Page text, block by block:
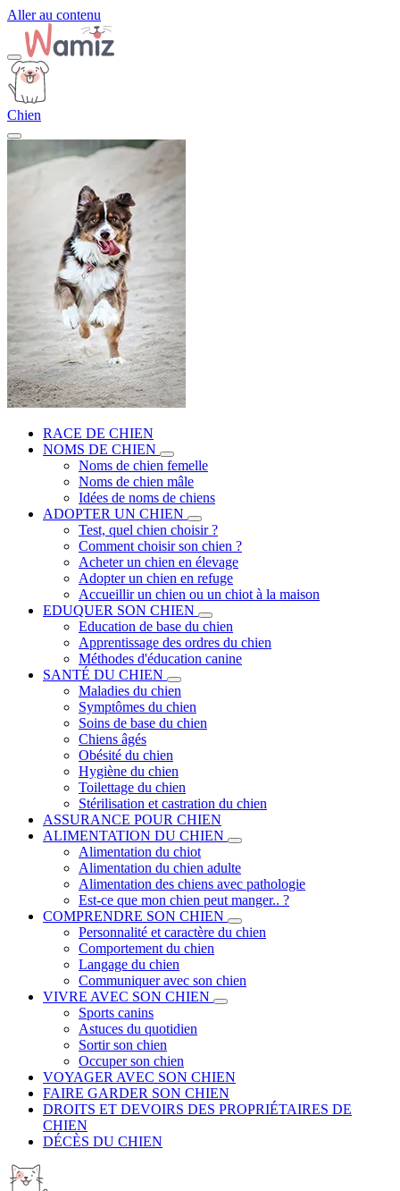
Aller au contenu
Chien
RACE DE CHIEN
NOMS DE CHIEN
Noms de chien femelle
Noms de chien mâle
Idées de noms de chiens
ADOPTER UN CHIEN
Test, quel chien choisir ?
Comment choisir son chien ?
Acheter un chien en élevage
Adopter un chien en refuge
Accueillir un chien ou un chiot à la maison
EDUQUER SON CHIEN
Education de base du chien
Apprentissage des ordres du chien
Méthodes d'éducation canine
SANTÉ DU CHIEN
Maladies du chien
Symptômes du chien
Soins de base du chien
Chiens âgés
Obésité du chien
Hygiène du chien
Toilettage du chien
Stérilisation et castration du chien
ASSURANCE POUR CHIEN
ALIMENTATION DU CHIEN
Alimentation du chiot
Alimentation du chien adulte
Alimentation des chiens avec pathologie
Est-ce que mon chien peut manger.. ?
COMPRENDRE SON CHIEN
Personnalité et caractère du chien
Comportement du chien
Langage du chien
Communiquer avec son chien
VIVRE AVEC SON CHIEN
Sports canins
Astuces du quotidien
Sortir son chien
Occuper son chien
VOYAGER AVEC SON CHIEN
FAIRE GARDER SON CHIEN
DROITS ET DEVOIRS DES PROPRIÉTAIRES DE
CHIEN
DÉCÈS DU CHIEN